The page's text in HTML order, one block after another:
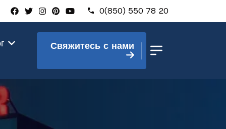
0(850) 550 78 20
Свяжитесь с нами